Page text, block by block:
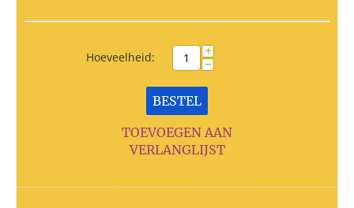
Hoeveelheid: +
−
BESTEL
TOEVOEGEN AAN
VERLANGLIJST